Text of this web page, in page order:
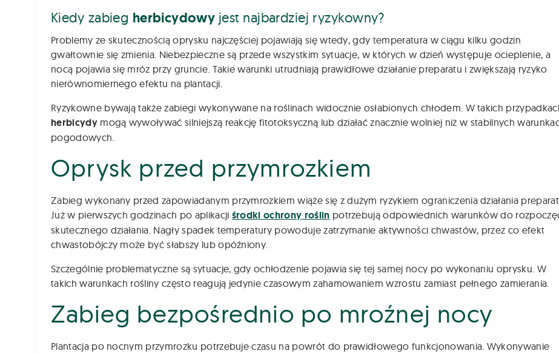
Kiedy zabieg herbicydowy jest najbardziej ryzykowny?
Problemy ze skutecznością oprysku najczęściej pojawiają się wtedy, gdy temperatura w ciągu kilku godzin
gwałtownie się zmienia. Niebezpieczne są przede wszystkim sytuacje, w których w dzień występuje ocieplenie, a
nocą pojawia się mróz przy gruncie. Takie warunki utrudniają prawidłowe działanie preparatu i zwiększają ryzyko
nierównomiernego efektu na plantacji.
Ryzykowne bywają także zabiegi wykonywane na roślinach widocznie osłabionych chłodem. W takich
herbicydy mogą wywoływać silniejszą reakcję fitotoksyczną lub działać znacznie wolniej niż w stabilnych
pogodowych.
Oprysk przed przymrozkiem
Zabieg wykonany przed zapowiadanym przymrozkiem wiąże się z dużym ryzykiem ograniczenia działania
Już w pierwszych godzinach po aplikacji środki ochrony roślin potrzebują odpowiednich warunków do
skutecznego działania. Nagły spadek temperatury powoduje zatrzymanie aktywności chwastów, przez co efekt
chwastobójczy może być słabszy lub opóźniony.
Szczególnie problematyczne są sytuacje, gdy ochłodzenie pojawia się tej samej nocy po wykonaniu oprysku. W
takich warunkach rośliny często reagują jedynie czasowym zahamowaniem wzrostu zamiast pełnego zamierania.
Zabieg bezpośrednio po mroźnej nocy
Plantacja po nocnym przymrozku potrzebuje czasu na powrót do prawidłowego funkcjonowania. Wykonywanie